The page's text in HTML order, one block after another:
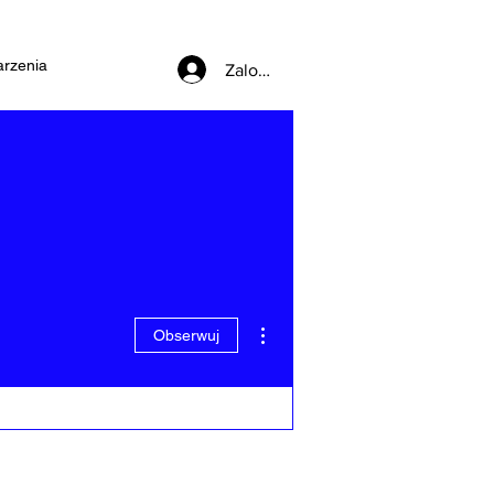
Zaloguj się
Obserwuj